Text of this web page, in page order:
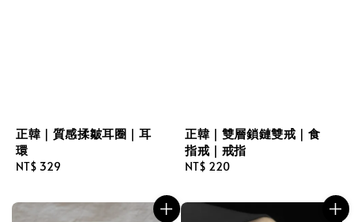
正韓｜質感揉皺耳圈｜耳
環
Regular
NT$ 329
正韓｜雙層鎖鏈雙戒｜食
指戒｜戒指
Regular
NT$ 220